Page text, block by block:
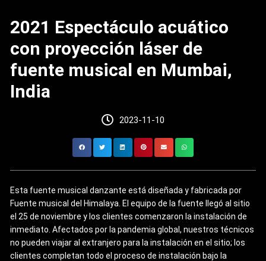
2021 Espectáculo acuático
con proyección láser de
fuente musical en Mumbai,
India
2023-11-10
Esta fuente musical danzante está diseñada y fabricada por
Fuente musical del Himalaya. El equipo de la fuente llegó al sitio
el 25 de noviembre y los clientes comenzaron la instalación de
inmediato. Afectados por la pandemia global, nuestros técnicos
no pueden viajar al extranjero para la instalación en el sitio; los
clientes completan todo el proceso de instalación bajo la